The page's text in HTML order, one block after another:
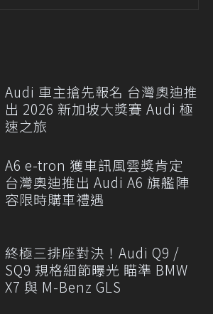
Audi 車主搶先報名 台灣奧迪推
出 2026 新加坡大獎賽 Audi 極
速之旅
A6 e-tron 獲車訊風雲獎肯定
台灣奧迪推出 Audi A6 旗艦陣
容限時購車禮遇
終極三排座對決！Audi Q9 /
SQ9 規格細節曝光 瞄準 BMW
X7 與 M-Benz GLS